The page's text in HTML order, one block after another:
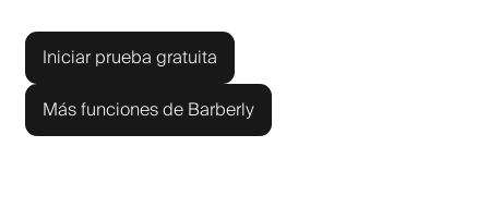
Iniciar prueba gratuita
Más funciones de Barberly